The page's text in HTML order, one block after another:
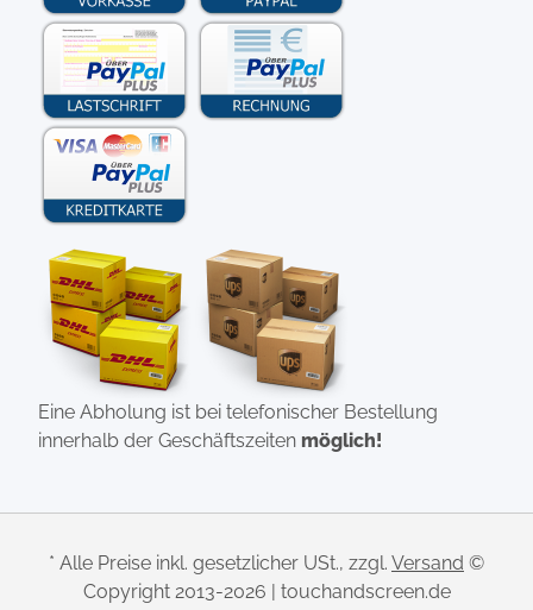
Eine Abholung ist bei telefonischer Bestellung
innerhalb der Geschäftszeiten möglich!
* Alle Preise inkl. gesetzlicher USt., zzgl. Versand ©
Copyright 2013-2026 | touchandscreen.de